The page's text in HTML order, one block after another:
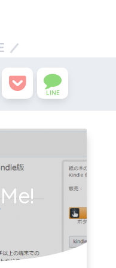
LINE